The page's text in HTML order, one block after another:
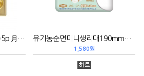
에센스오일 마스크팩 1곽*5p 月中桂参芝玉润紧致精华油敷面膜 유기농순면미니생리대190mm*10 (쿠폰5)有机纯棉迷你卫生巾
1,580원